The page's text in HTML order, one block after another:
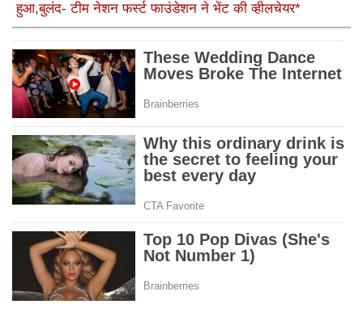
हुआ,बुलंद- टीम नेशन फर्स्ट फाउंडेशन ने भेंट की व्हीलचेयर*